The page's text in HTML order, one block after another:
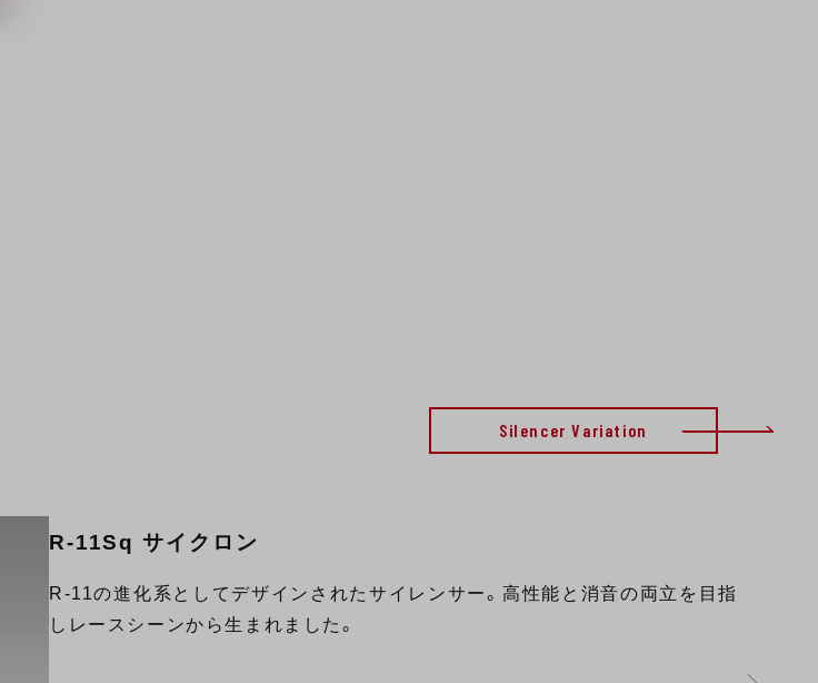
R-11Sq サイクロン
R-11の進化系としてデザインされたサイレンサー。高性能と消音の両立を目指
しレースシーンから生まれました。
Silencer Variation